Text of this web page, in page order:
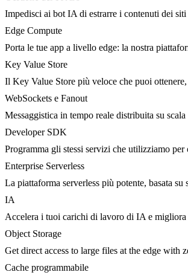
Impedisci ai bot IA di estrarre i contenuti dei
Edge Compute
Porta le tue app a livello edge: la nostra
Key Value Store
Il Key Value Store più veloce che puoi
WebSockets e Fanout
Messaggistica in tempo reale distribuita su
Developer SDK
Programma gli stessi servizi che utilizziamo
Enterprise Serverless
La piattaforma serverless più potente, basata
IA
Accelera i tuoi carichi di lavoro di IA e migliora
Object Storage
Get direct access to large files at the edge with
Cache programmabile